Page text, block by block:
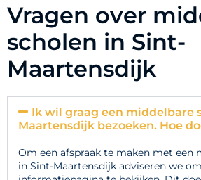
Vragen over
scholen in Sint-
Maartensdijk
Ik wil graag een middelbare
Maartensdijk bezoeken. Hoe
Om een afspraak te maken met een
in Sint-Maartensdijk adviseren we